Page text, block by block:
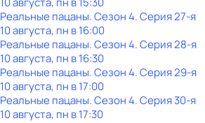
Реальные пацаны. Сезон 4. Серия 27-я
10 августа, пн в 16:00
Реальные пацаны. Сезон 4. Серия 28-я
10 августа, пн в 16:30
Реальные пацаны. Сезон 4. Серия 29-я
10 августа, пн в 17:00
Реальные пацаны. Сезон 4. Серия 30-я
10 августа, пн в 17:30